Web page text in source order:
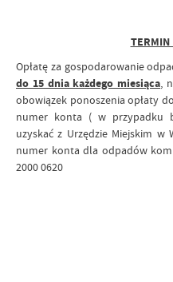
TERMIN
Opłatę za gospodarowanie
do 15 dnia każdego miesiąca,
obowiązek ponoszenia opłaty
numer konta ( w przypadku
uzyskać z Urzędzie Miejskim
numer konta dla odpadów
2000 0620